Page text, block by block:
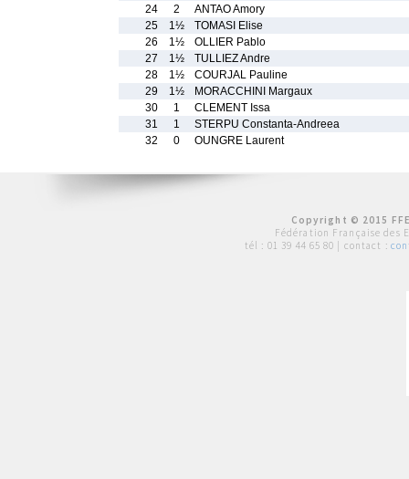
24
2
ANTAO Amory
25
1½
TOMASI Elise
26
1½
OLLIER Pablo
27
1½
TULLIEZ Andre
28
1½
COURJAL Pauline
29
1½
MORACCHINI Margaux
30
1
CLEMENT Issa
31
1
STERPU Constanta-Andreea
32
0 OUNGRE Laurent
Copyright © 2015
Fédération Française des
tél : 01 39 44 65 80 | contact :